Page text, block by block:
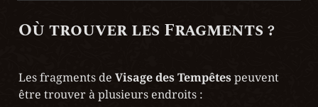
Où trouver les Fragments ?
Les fragments de Visage des Tempêtes peuvent
être trouver à plusieurs endroits :